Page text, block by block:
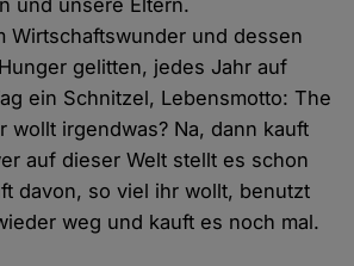
und unsere Eltern.
Wirtschaftswunder und dessen
gelitten, jedes Jahr auf
ein Schnitzel, Lebensmotto: The
wollt irgendwas? Na, dann kauft
auf dieser Welt stellt es schon
davon, so viel ihr wollt, benutzt
weg und kauft es noch mal.